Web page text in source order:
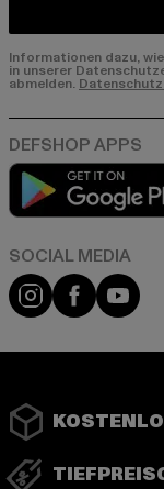
Informationen dazu,
in unserer
abmelden.
Instagram
Facebook